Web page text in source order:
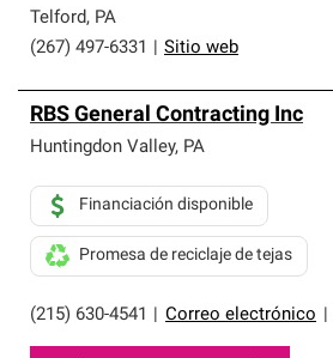
Telford, PA
(267) 497-6331
Sitio web
RBS General Contracting Inc
Huntingdon Valley, PA
(215) 630-4541 Correo electrónico
Financiación disponible
Promesa de reciclaje de tejas